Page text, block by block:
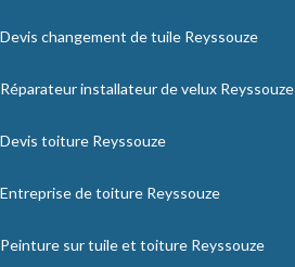
Devis changement de tuile Reyssouze
Réparateur installateur de velux Reyssouze
Devis toiture Reyssouze
Entreprise de toiture Reyssouze
Peinture sur tuile et toiture Reyssouze